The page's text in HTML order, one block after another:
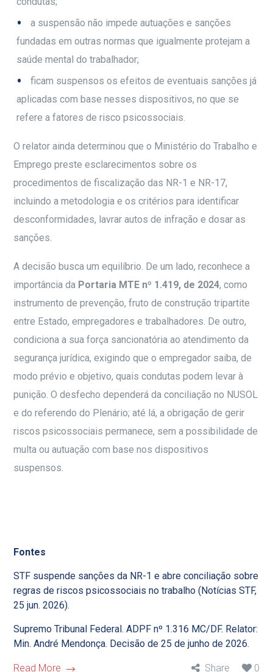
a suspensão não impede autuações e sanções
fundadas em outras normas que igualmente protejam a
saúde mental do trabalhador;
ficam suspensos os efeitos de eventuais sanções já
aplicadas com base nesses dispositivos, no que se
refere a fatores de risco psicossociais.
O relator ainda determinou que o Ministério do Trabalho e
Emprego preste esclarecimentos sobre os
procedimentos de fiscalização das NR-1 e NR-17,
incluindo a metodologia e os critérios para identificar
desconformidades, lavrar autos de infração e dosar as
sanções.
A decisão busca um equilíbrio. De um lado, reconhece a
importância da Portaria MTE nº 1.419, de 2024, como
instrumento de prevenção, fruto de construção tripartite
entre Estado, empregadores e trabalhadores. De outro,
condiciona a sua força sancionatória ao atendimento da
segurança jurídica, exigindo que o empregador saiba, de
modo prévio e objetivo, quais condutas podem levar à
punição. O desfecho dependerá da conciliação no NUSOL
e do referendo do Plenário; até lá, a obrigação de gerir
riscos psicossociais permanece, sem a possibilidade de
multa ou autuação com base nos dispositivos
suspensos.
Fontes
STF suspende sanções da NR-1 e abre conciliação sobre
regras de riscos psicossociais no trabalho (Notícias STF,
25 jun. 2026).
Supremo Tribunal Federal. ADPF nº 1.316 MC/DF. Relator:
Min. André Mendonça. Decisão de 25 de junho de 2026.
Read More Share 0